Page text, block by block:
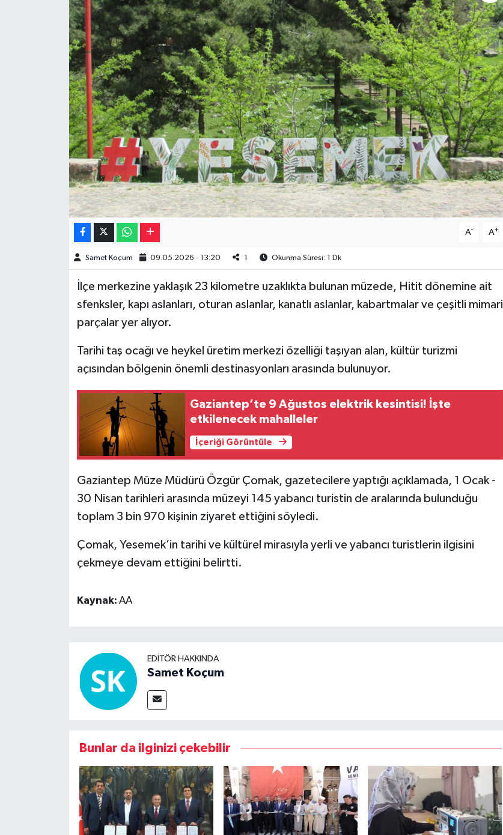
A- A+
Samet Koçum 09.05.2026 - 13:20 Okunma Süresi: 1 Dk
İlçe merkezine yaklaşık 23 kilometre uzaklıkta bulunan müzede, Hitit dönemine ait
sfenksler, kapı aslanları, oturan aslanlar, kanatlı aslanlar, kabartmalar ve çeşitli mimari
parçalar yer alıyor.
Tarihi taş ocağı ve heykel üretim merkezi özelliği taşıyan alan, kültür turizmi
açısından bölgenin önemli destinasyonları arasında bulunuyor.
Gaziantep’te 9 Ağustos elektrik kesintisi! İşte
etkilenecek mahalleler
İçeriği Görüntüle
Gaziantep Müze Müdürü Özgür Çomak, gazetecilere yaptığı açıklamada, 1 Ocak -
30 Nisan tarihleri arasında müzeyi 145 yabancı turistin de aralarında bulunduğu
toplam 3 bin 970 kişinin ziyaret ettiğini söyledi.
Çomak, Yesemek’in tarihi ve kültürel mirasıyla yerli ve yabancı turistlerin ilgisini
çekmeye devam ettiğini belirtti.
Kaynak: AA
EDITÖR HAKKINDA
Samet Koçum
Bunlar da ilginizi çekebilir
Resmi İlanlar
Sinemalar
Siyaset